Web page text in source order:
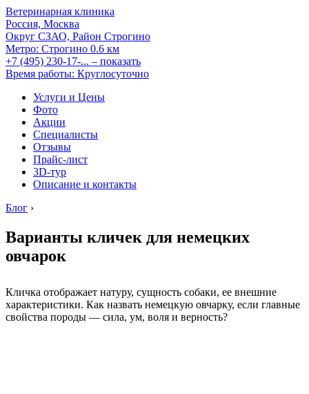
Ветеринарная клиника
Россия, Москва
Округ СЗАО, Район Строгино
Метро: Строгино 0.6 км
+7 (495) 230-17-... – показать
Время работы: Круглосуточно
Услуги и Цены
Фото
Акции
Специалисты
Отзывы
Прайс-лист
3D-тур
Описание и контакты
Блог ›
Варианты кличек для немецких
овчарок
Кличка отображает натуру, сущность собаки, ее внешние
характеристики. Как назвать немецкую овчарку, если главные
свойства породы — сила, ум, воля и верность?